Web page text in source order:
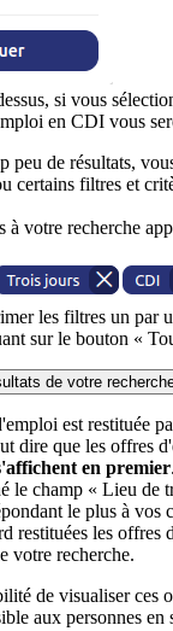
si vous
en CDI vous
peu de résultats,
certains filtres et
à votre recherche
les filtres un par
sur le bouton «
de votre
est restituée
dire que les offres
en premier.
le champ « Lieu de
le plus à vos
restituées les offres
votre recherche.
de visualiser ces
aux personnes en